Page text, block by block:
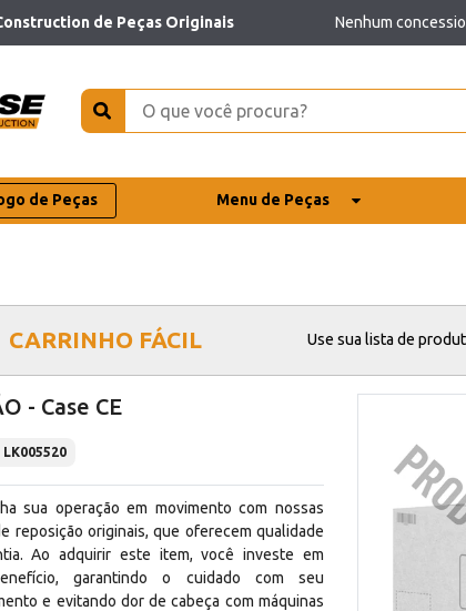
de Peças Originais Nenhum
de Peças Menu de Peças
CARRINHO FÁCIL Use sua lista de
- Case CE
LK005520
sua operação em movimento com nossas
reposição originais, que oferecem qualidade
Ao adquirir este item, você investe em
garantindo o cuidado com seu
e evitando dor de cabeça com máquinas